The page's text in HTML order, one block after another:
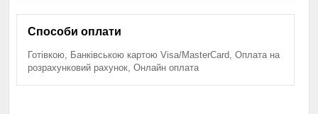
Способи оплати
Готівкою, Банківською картою Visa/MasterCard, Оплата на
розрахунковий рахунок, Онлайн оплата